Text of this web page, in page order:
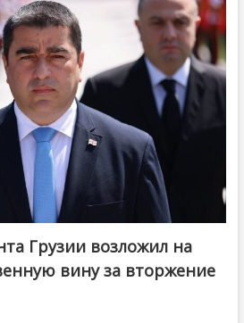
Грузии возложил на
вину за вторжение